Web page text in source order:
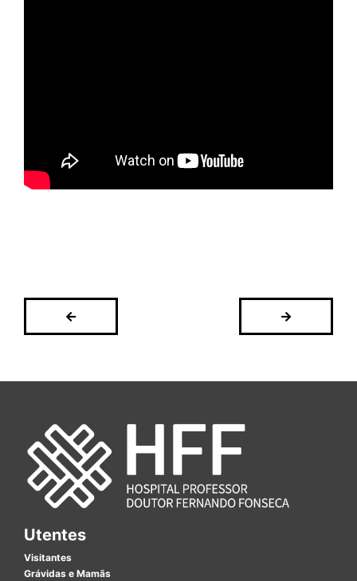
Utentes
Visitantes
Grávidas e Mamãs